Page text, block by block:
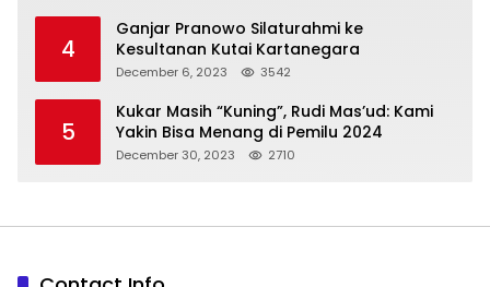
4
Ganjar Pranowo Silaturahmi ke
Kesultanan Kutai Kartanegara
December 6, 2023 3542
5
Kukar Masih “Kuning”, Rudi Mas’ud: Kami
Yakin Bisa Menang di Pemilu 2024
December 30, 2023 2710